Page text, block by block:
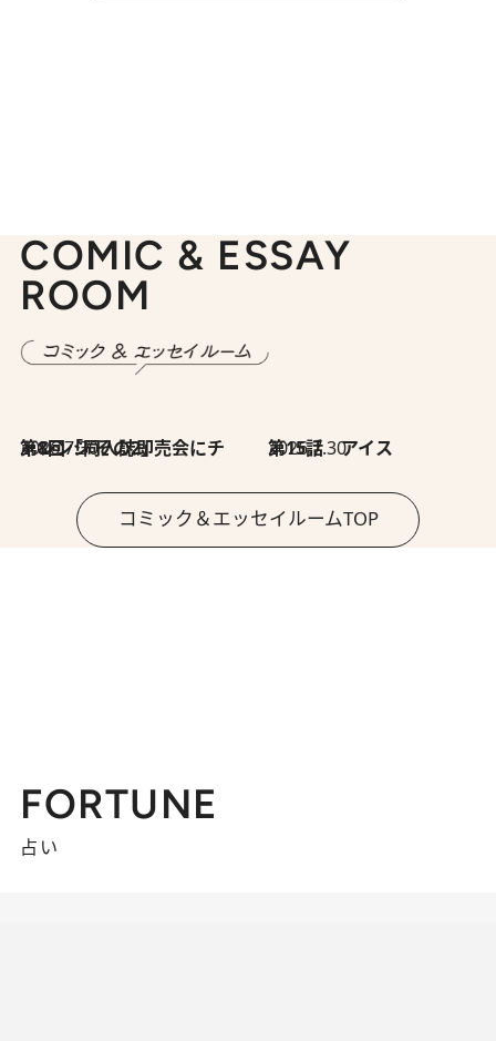
COMIC & ESSAY
ROOM
2026.7.30
第8回「同人誌即売会にチャレンジ その2」 2026.7.30
第15話 アイス
コミック＆エッセイルームTOP
FORTUNE
占い